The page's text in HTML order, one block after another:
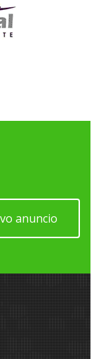
anuncio